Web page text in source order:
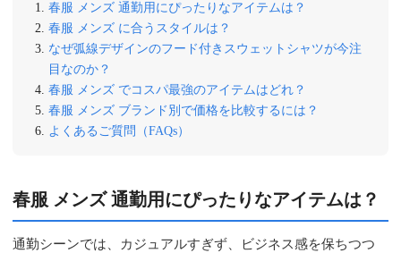
春服 メンズ 通勤用にぴったりなアイテムは？
春服 メンズ に合うスタイルは？
なぜ弧線デザインのフード付きスウェットシャツが今注
目なのか？
春服 メンズ でコスパ最強のアイテムはどれ？
春服 メンズ ブランド別で価格を比較するには？
よくあるご質問（FAQs）
春服 メンズ 通勤用にぴったりなアイテムは？
通勤シーンでは、カジュアルすぎず、ビジネス感を保ちつつ